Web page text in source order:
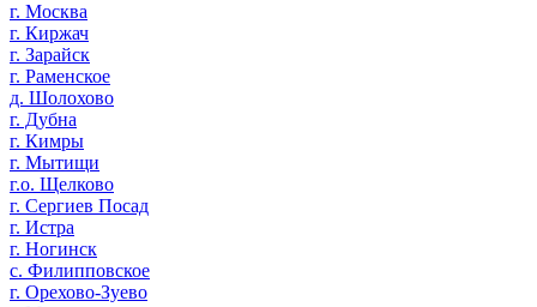
г. Москва
г. Киржач
г. Зарайск
г. Раменское
д. Шолохово
г. Дубна
г. Кимры
г. Мытищи
г.о. Щелково
г. Сергиев Посад
г. Истра
г. Ногинск
с. Филипповское
г. Орехово-Зуево